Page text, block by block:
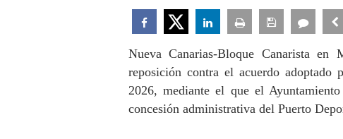
Nueva Canarias-Bloque Canarista en
reposición contra el acuerdo
2026, mediante el que el
concesión administrativa del Puerto